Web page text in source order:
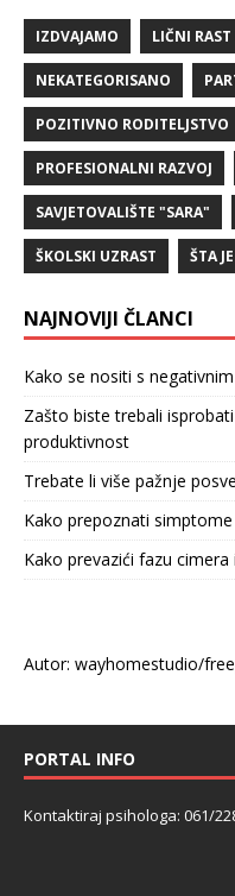
IZDVAJAMO LIČNI RAST
NEKATEGORISANO
POZITIVNO RODITELJSTVO
PROFESIONALNI RAZVOJ
SAVJETOVALIŠTE "SARA"
ŠKOLSKI UZRAST ŠTA
NAJNOVIJI ČLANCI
Kako se nositi s
Zašto biste trebali
produktivnost
Trebate li više pažnje
Kako prepoznati
Kako prevazići fazu
Autor: wayhomestudio/
PORTAL INFO
Kontaktiraj psihologa: 061/